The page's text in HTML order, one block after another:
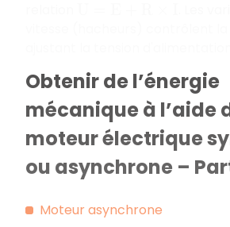
Obtenir de l’énergie
mécanique à l’aide
moteur électrique
ou asynchrone –
Moteur asynchrone